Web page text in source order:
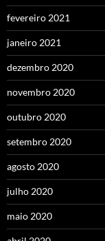
fevereiro 2021
janeiro 2021
dezembro 2020
novembro 2020
outubro 2020
setembro 2020
agosto 2020
julho 2020
maio 2020